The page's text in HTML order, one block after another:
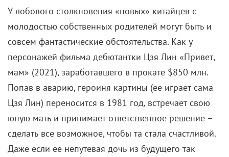
У лобового столкновения «новых» китайцев с
молодостью собственных родителей могут быть и
совсем фантастические обстоятельства. Как у
персонажей фильма дебютантки Цзя Лин «Привет,
мам» (2021), заработавшего в прокате $850 млн.
Попав в аварию, героиня картины (ее играет сама
Цзя Лин) переносится в 1981 год, встречает свою
юную мать и принимает ответственное решение –
сделать все возможное, чтобы та стала счастливой.
Даже если ее непутевая дочь из будущего так